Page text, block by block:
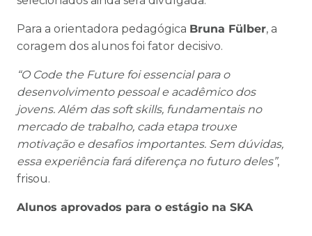
Para a orientadora pedagógica Bruna Fülber, a
coragem dos alunos foi fator decisivo.
“O Code the Future foi essencial para o
desenvolvimento pessoal e acadêmico dos
jovens. Além das soft skills, fundamentais no
mercado de trabalho, cada etapa trouxe
motivação e desafios importantes. Sem dúvidas,
essa experiência fará diferença no futuro deles”,
frisou.
Alunos aprovados para o estágio na SKA